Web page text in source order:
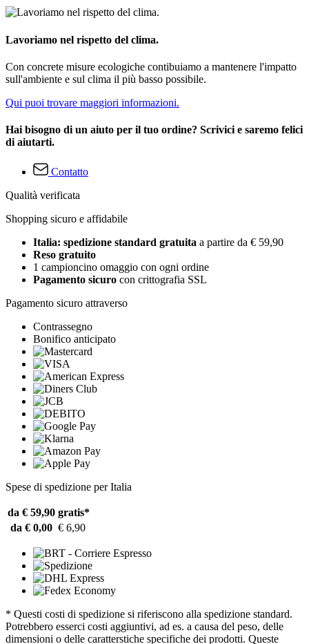
Lavoriamo nel rispetto del clima.
Con concrete misure ecologiche contibuiamo a mantenere l'impatto
sull'ambiente e sul clima il più basso possibile.
Qui puoi trovare maggiori informazioni.
Hai bisogno di un aiuto per il tuo ordine? Scrivici e saremo felici
di aiutarti.
Contatto
Qualità verificata
Shopping sicuro e affidabile
Italia: spedizione standard gratuita a partire da € 59,90
Reso gratuito
1 campioncino omaggio con ogni ordine
Pagamento sicuro con crittografia SSL
Pagamento sicuro attraverso
Contrassegno
Bonifico anticipato
Spese di spedizione per Italia
da € 59,90 gratis*
da € 0,00 € 6,90
* Questi costi di spedizione si riferiscono alla spedizione standard.
Potrebbero esserci costi aggiuntivi, ad es. a causa del peso, delle
dimensioni o delle caratterstiche specifiche dei prodotti. Queste